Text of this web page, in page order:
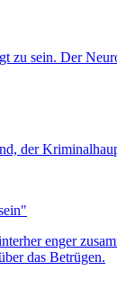
zu sein. Der
der
enger
das Betrügen.